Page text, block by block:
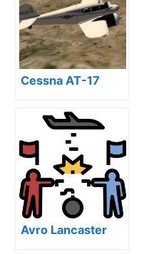
Cessna AT-17
Avro Lancaster